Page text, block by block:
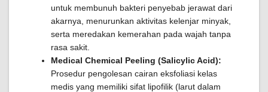
untuk membunuh bakteri penyebab jerawat dari
akarnya, menurunkan aktivitas kelenjar minyak,
serta meredakan kemerahan pada wajah tanpa
rasa sakit.
Medical Chemical Peeling (Salicylic Acid):
Prosedur pengolesan cairan eksfoliasi kelas
medis yang memiliki sifat lipofilik (larut dalam